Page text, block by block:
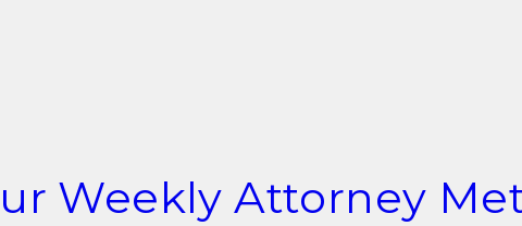
Weekly Attorney